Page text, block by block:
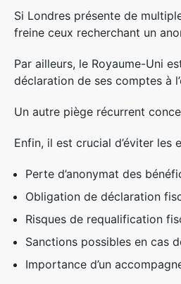
Si Londres présente de
freine ceux recherchant un
Par ailleurs, le Royaume-Uni
déclaration de ses comptes à
Un autre piège récurrent
Enfin, il est crucial d’éviter
Perte d’anonymat des
Obligation de déclaration
Risques de requalification
Sanctions possibles en cas
Importance d’un